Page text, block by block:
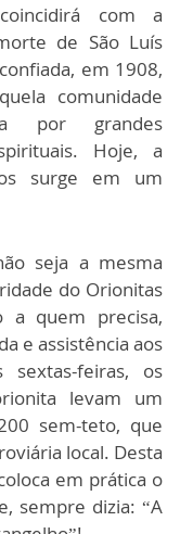
com a
de São Luís
em 1908,
comunidade
por grandes
Hoje, a
surge em um
seja a mesma
do Orionitas
a quem precisa,
e assistência aos
sextas-feiras, os
levam um
sem-teto, que
local. Desta
em prática o
sempre dizia: “A